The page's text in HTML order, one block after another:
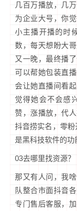
几百万播放，几
为企业大号，你
小主播开播的时
数，每天想盼大
又一晚，最终播
可以帮她包装直
会让她直播间看
觉得她会不会感
赞，涨播放，代
抖音捞实名，零
是黑科技软件的功
03去哪里找资源？
那又有人问，我
队整合市面抖音
专门售后客服，